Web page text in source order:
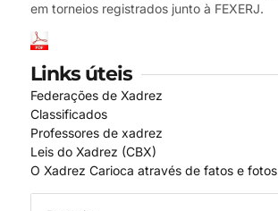
em torneios registrados junto à FEXERJ.
Links úteis
Federações de Xadrez
Classificados
Professores de xadrez
Leis do Xadrez (CBX)
O Xadrez Carioca através de fatos e fotos